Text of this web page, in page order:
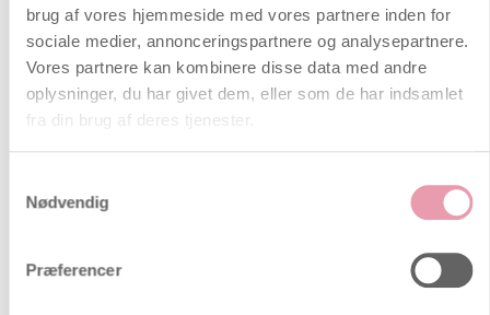
brug af vores hjemmeside med vores partnere inden for
sociale medier, annonceringspartnere og analysepartnere.
Vores partnere kan kombinere disse data med andre
oplysninger, du har givet dem, eller som de har indsamlet
fra din brug af deres tjenester.
Nødvendig
Præferencer
progesteron medvirker til en forhøjet
produktion af pigmentet melamin.
Menstruation selvom man er gravid
Det er muligt at få menstruation